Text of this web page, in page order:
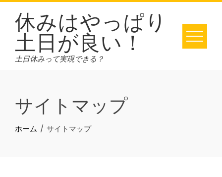
Skip
content
休みはやっぱり
土日が良い！
土日休みって実現できる？
サイトマップ
ホーム サイトマップ